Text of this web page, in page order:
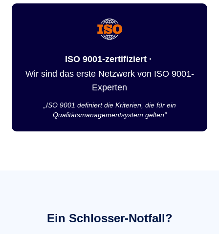
ISO 9001-zertifiziert ·
Wir sind das erste Netzwerk von ISO 9001-
Experten
„ISO 9001 definiert die Kriterien, die für ein
Qualitätsmanagementsystem gelten“
Ein Schlosser-Notfall?